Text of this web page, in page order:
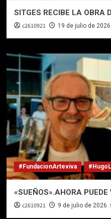
SITGES RECIBE LA OBRA
c2610921 19 de julio de 2026
#FundacionArteviva
«SUEÑOS».AHORA PUEDE
c2610921 9 de julio de 2026